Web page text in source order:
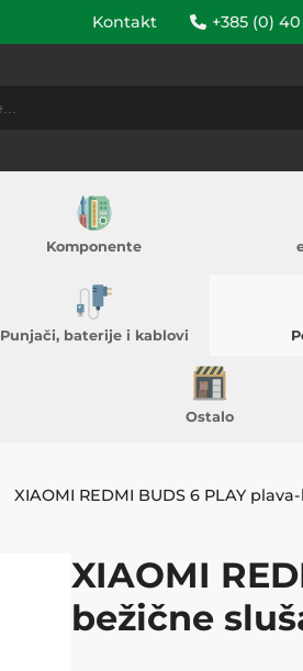
Kontakt +385 (0)
Komponente
Punjači, baterije i kablovi
Ostalo
XIAOMI
bežične